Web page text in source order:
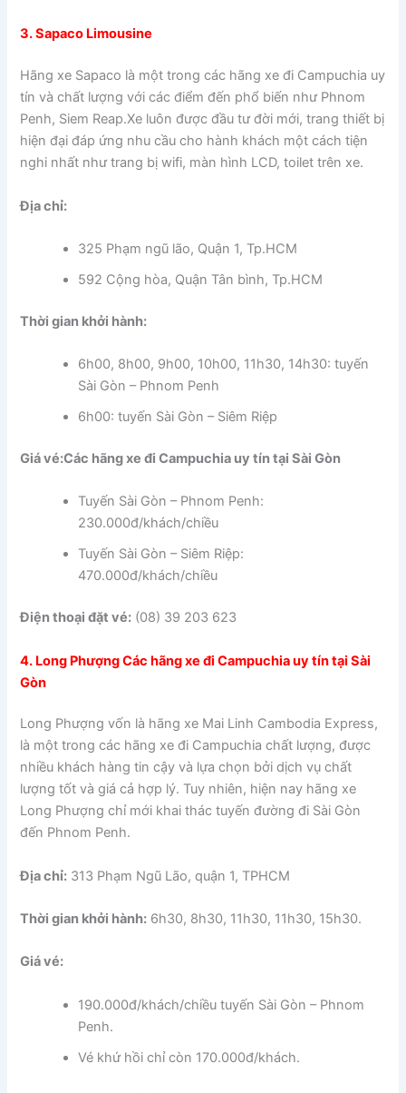
3. Sapaco Limousine
Hãng xe Sapaco là một trong các hãng xe đi Campuchia uy
tín và chất lượng với các điểm đến phổ biến như Phnom
Penh, Siem Reap.Xe luôn được đầu tư đời mới, trang thiết bị
hiện đại đáp ứng nhu cầu cho hành khách một cách tiện
nghi nhất như trang bị wifi, màn hình LCD, toilet trên xe.
Địa chỉ:
325 Phạm ngũ lão, Quận 1, Tp.HCM
592 Cộng hòa, Quận Tân bình, Tp.HCM
Thời gian khởi hành:
6h00, 8h00, 9h00, 10h00, 11h30, 14h30: tuyến
Sài Gòn – Phnom Penh
6h00: tuyến Sài Gòn – Siêm Riệp
Giá vé:Các hãng xe đi Campuchia uy tín tại Sài Gòn
Tuyến Sài Gòn – Phnom Penh:
230.000đ/khách/chiều
Tuyến Sài Gòn – Siêm Riệp:
470.000đ/khách/chiều
Điện thoại đặt vé: (08) 39 203 623
4. Long Phượng Các hãng xe đi Campuchia uy tín tại Sài
Gòn
Long Phượng vốn là hãng xe Mai Linh Cambodia Express,
là một trong các hãng xe đi Campuchia chất lượng, được
nhiều khách hàng tin cậy và lựa chọn bởi dịch vụ chất
lượng tốt và giá cả hợp lý. Tuy nhiên, hiện nay hãng xe
Long Phượng chỉ mới khai thác tuyến đường đi Sài Gòn
đến Phnom Penh.
Địa chỉ: 313 Phạm Ngũ Lão, quận 1, TPHCM
Thời gian khởi hành: 6h30, 8h30, 11h30, 11h30, 15h30.
Giá vé:
190.000đ/khách/chiều tuyến Sài Gòn – Phnom
Penh.
Vé khứ hồi chỉ còn 170.000đ/khách.